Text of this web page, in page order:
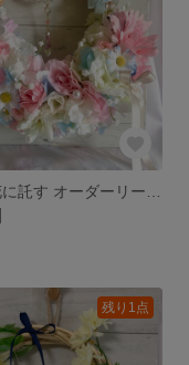
残り1点